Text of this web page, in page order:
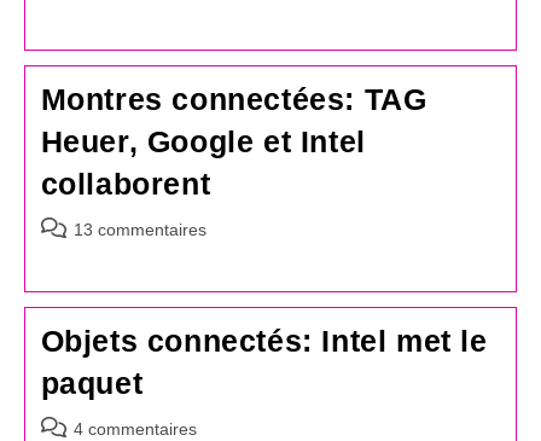
publication :
Montres connectées: TAG
Heuer, Google et Intel
collaborent
Commentaires
publication :
13 commentaires
Objets connectés: Intel met le
paquet
Commentaires
4 commentaires